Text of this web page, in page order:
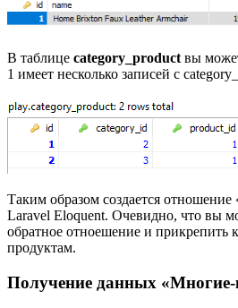
В таблице category_product вы
1 имеет несколько записей с
Таким образом создается
Laravel Eloquent. Очевидно, что вы
обратное отноешение и прикрепить
продуктам.
Получение данных